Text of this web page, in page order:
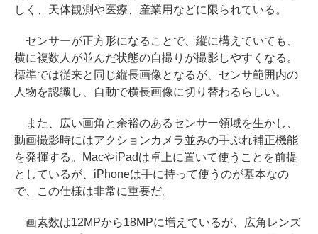
しく、天体観測や医療、産業用などに限られている。
センサーが正方形になることで、縦に構えていても、
横に複数人が並んだ状態の自撮りが撮影しやすくなる。
標準では従来と同じ縦長画像となるが、センサ範囲内の
人物を認識し、自動で横長画像に切り替わるらしい。
また、広い画角と余裕のあるセンサー領域を生かし、
動画撮影時にはアクションカメラ並みの手ぶれ補正機能
を発揮する。MacやiPadは卓上に置いて使うことを前提
としているが、iPhoneは手に持って使うのが基本なの
で、この仕様は非常に重要だ。
画素数は12MPから18MPに増えているが、広角レンズ